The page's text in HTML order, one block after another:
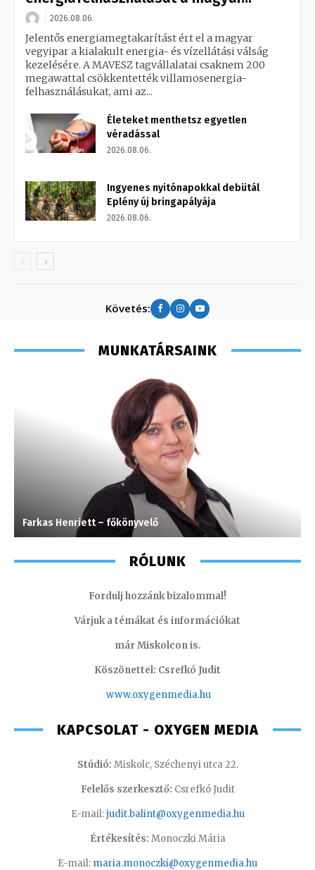
2026.08.06.
Jelentős energiamegtakarítást ért el a magyar
vegyipar a kialakult energia- és vízellátási válság
kezelésére. A MAVESZ tagvállalatai csaknem 200
megawattal csökkentették villamosenergia-
felhasználásukat, ami az...
Életeket menthetsz egyetlen
véradással
2026.08.06.
Ingyenes nyitónapokkal debütál
Eplény új bringapályája
2026.08.06.
Követés:
MUNKATÁRSAINK
Farkas Henriett – főkönyvelő
RÓLUNK
Fordulj hozzánk bizalommal!
Várjuk a témákat és információkat
már Miskolcon is.
Köszönettel: Csrefkó Judit
www.oxygenmedia.hu
KAPCSOLAT - OXYGEN MEDIA
Stúdió: Miskolc, Széchenyi utca 22.
Felelős szerkesztő: Csrefkó Judit
E-mail:judit.balint@oxygenmedia.hu
Értékesítés: Monoczki Mária
E-mail: maria.monoczki@oxygenmedia.hu